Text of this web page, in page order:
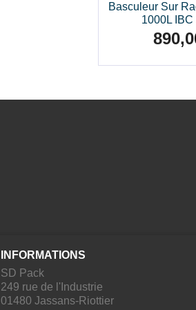
Basculeur Sur
1000L IBC
Prix
INFORMATIONS
SD Pack
249 rue de l'Industrie
01480 Jassans-Riottier